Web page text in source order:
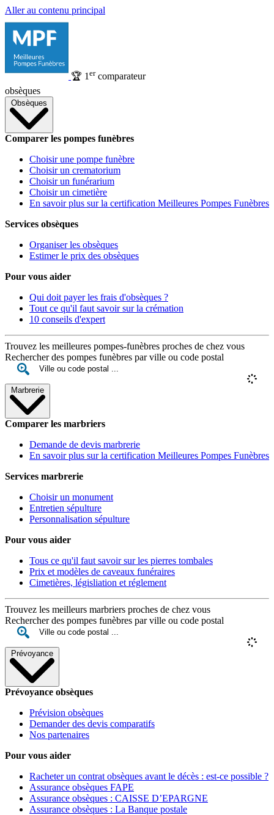
Aller au contenu principal
🏆 1 ercomparateur
obsèques
Obsèques
Comparer les pompes funèbres
Choisir une pompe funèbre
Choisir un crematorium
Choisir un funérarium
Choisir un cimetière
En savoir plus sur la certification Meilleures Pompes Funèbres
Services obsèques
Organiser les obsèques
Estimer le prix des obsèques
Pour vous aider
Qui doit payer les frais d'obsèques ?
Tout ce qu'il faut savoir sur la crémation
10 conseils d'expert
Trouvez les meilleures pompes-funèbres proches de chez vous
Rechercher des pompes funèbres par ville ou code postal
Marbrerie
Comparer les marbriers
Demande de devis marbrerie
En savoir plus sur la certification Meilleures Pompes Funèbres
Services marbrerie
Choisir un monument
Entretien sépulture
Personnalisation sépulture
Pour vous aider
Tous ce qu'il faut savoir sur les pierres tombales
Prix et modèles de caveaux funéraires
Cimetières, législiation et réglement
Trouvez les meilleurs marbriers proches de chez vous
Rechercher des pompes funèbres par ville ou code postal
Prévoyance
Prévoyance obsèques
Prévision obsèques
Demander des devis comparatifs
Nos partenaires
Pour vous aider
Racheter un contrat obsèques avant le décès : est-ce possible ?
Assurance obsèques FAPE
Assurance obsèques : CAISSE D’EPARGNE
Assurance obsèques : La Banque postale